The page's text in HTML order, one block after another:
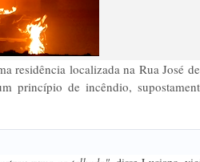
residência localizada na Rua José
princípio de incêndio,